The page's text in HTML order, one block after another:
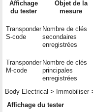
Affichage
du tester
Objet de la
mesure
Transponder
S-code
Nombre de clés
secondaires
enregistrées
Transponder
M-code
Nombre de clés
principales
enregistrées
Body Electrical > Immobiliser
Affichage du tester